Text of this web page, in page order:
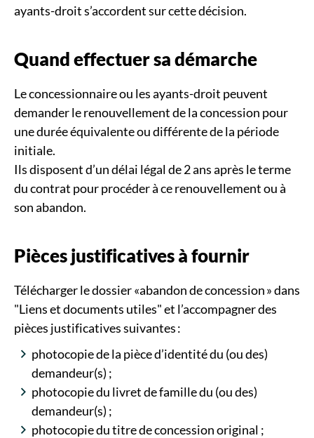
ayants-droit s’accordent sur cette décision.
Quand effectuer sa démarche
Le concessionnaire ou les ayants-droit peuvent
demander le renouvellement de la concession pour
une durée équivalente ou différente de la période
initiale.
Ils disposent d’un délai légal de 2 ans après le terme
du contrat pour procéder à ce renouvellement ou à
son abandon.
Pièces justificatives à fournir
Télécharger le dossier «abandon de concession » dans
"Liens et documents utiles" et l’accompagner des
pièces justificatives suivantes :
photocopie de la pièce d’identité du (ou des)
demandeur(s) ;
photocopie du livret de famille du (ou des)
demandeur(s) ;
photocopie du titre de concession original ;